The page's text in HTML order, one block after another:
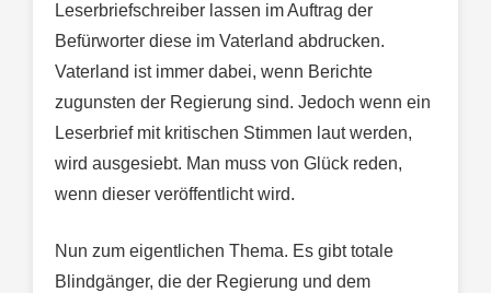
Leserbriefschreiber lassen im Auftrag der
Befürworter diese im Vaterland abdrucken.
Vaterland ist immer dabei, wenn Berichte
zugunsten der Regierung sind. Jedoch wenn ein
Leserbrief mit kritischen Stimmen laut werden,
wird ausgesiebt. Man muss von Glück reden,
wenn dieser veröffentlicht wird.
Nun zum eigentlichen Thema. Es gibt totale
Blindgänger, die der Regierung und dem